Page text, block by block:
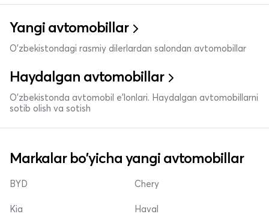
Yangi avtomobillar
O'zbekistondagi rasmiy dilerlardan salondan avtomobillar
Haydalgan avtomobillar
O'zbekistonda avtomobil e’lonlari. Haydalgan avtomobillarni
sotib olish va sotish
Markalar bo'yicha yangi avtomobillar
BYD
Kia
Chery
Haval